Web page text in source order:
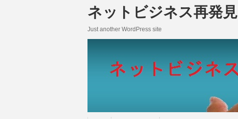
ネットビジネス再発見
Just another WordPress site